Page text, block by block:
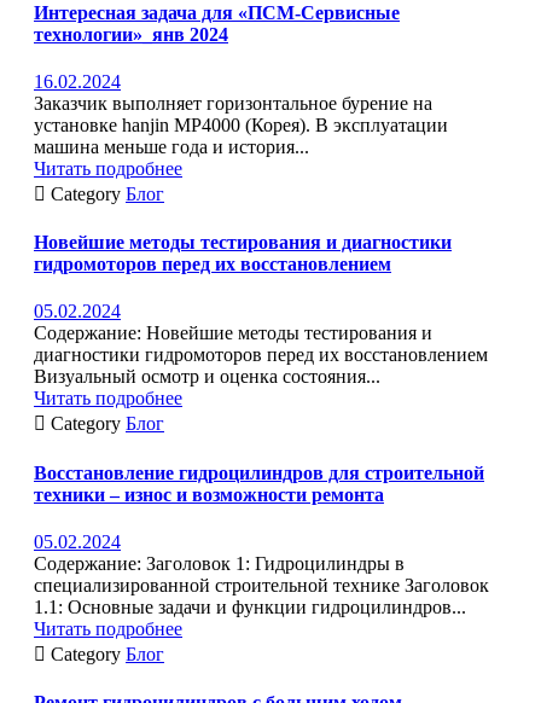
Интересная задача для «ПСМ-Сервисные
технологии»_янв 2024
16.02.2024
Заказчик выполняет горизонтальное бурение на
установке hanjin MP4000 (Корея). В эксплуатации
машина меньше года и история...
Читать подробнее
 Category Блог
Новейшие методы тестирования и диагностики
гидромоторов перед их восстановлением
05.02.2024
Содержание: Новейшие методы тестирования и
диагностики гидромоторов перед их восстановлением
Визуальный осмотр и оценка состояния...
Читать подробнее
 Category Блог
Восстановление гидроцилиндров для строительной
техники – износ и возможности ремонта
05.02.2024
Содержание: Заголовок 1: Гидроцилиндры в
специализированной строительной технике Заголовок
1.1: Основные задачи и функции гидроцилиндров...
Читать подробнее
 Category Блог